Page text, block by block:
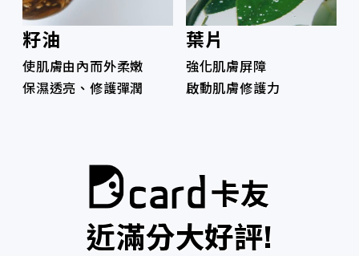
籽油
使肌膚由內而外柔嫩
保濕透亮、修護彈潤
葉片
強化肌膚屏障
啟動肌膚修護力
卡友
近滿分大好評!